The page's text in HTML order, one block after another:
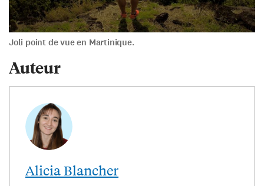
Joli point de vue en Martinique.
Auteur
Alicia Blancher